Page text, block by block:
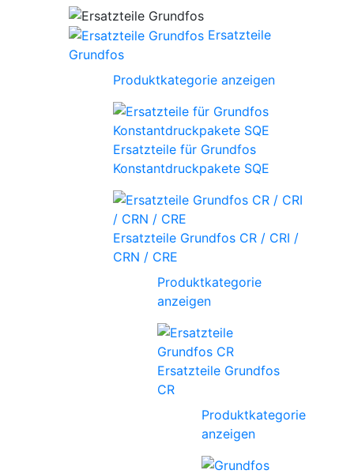
Ersatzteile
Grundfos
Produktkategorie anzeigen
Ersatzteile für Grundfos
Konstantdruckpakete SQE
Ersatzteile Grundfos CR / CRI /
CRN / CRE
Produktkategorie
anzeigen
Ersatzteile Grundfos
CR
Produktkategorie
anzeigen